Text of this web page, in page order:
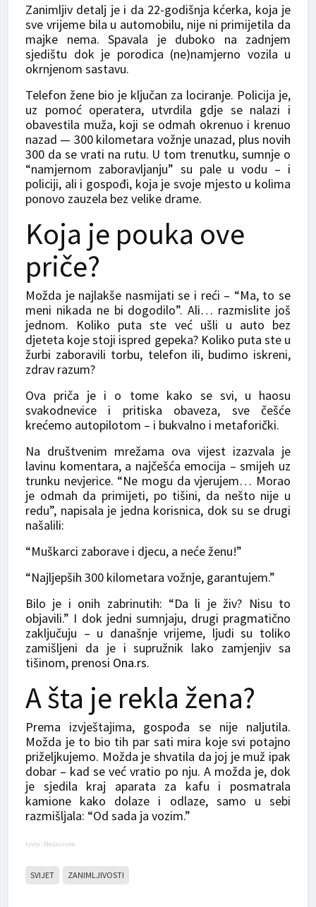
Zanimljiv detalj je i da 22-godišnja kćerka, koja je
sve vrijeme bila u automobilu, nije ni primijetila da
majke nema. Spavala je duboko na zadnjem
sjedištu dok je porodica (ne)namjerno vozila u
okrnjenom sastavu.
Telefon žene bio je ključan za lociranje. Policija je,
uz pomoć operatera, utvrdila gdje se nalazi i
obavestila muža, koji se odmah okrenuo i krenuo
nazad — 300 kilometara vožnje unazad, plus novih
300 da se vrati na rutu. U tom trenutku, sumnje o
“namjernom zaboravljanju” su pale u vodu – i
policiji, ali i gospođi, koja je svoje mjesto u kolima
ponovo zauzela bez velike drame.
Koja je pouka ove
priče?
Možda je najlakše nasmijati se i reći – “Ma, to se
meni nikada ne bi dogodilo”. Ali… razmislite još
jednom. Koliko puta ste već ušli u auto bez
djeteta koje stoji ispred gepeka? Koliko puta ste u
žurbi zaboravili torbu, telefon ili, budimo iskreni,
zdrav razum?
Ova priča je i o tome kako se svi, u haosu
svakodnevice i pritiska obaveza, sve češće
krećemo autopilotom – i bukvalno i metaforički.
Na društvenim mrežama ova vijest izazvala je
lavinu komentara, a najčešća emocija – smijeh uz
trunku nevjerice. “Ne mogu da vjerujem… Morao
je odmah da primijeti, po tišini, da nešto nije u
redu”, napisala je jedna korisnica, dok su se drugi
našalili:
“Muškarci zaborave i djecu, a neće ženu!”
“Najljepših 300 kilometara vožnje, garantujem.”
Bilo je i onih zabrinutih: “Da li je živ? Nisu to
objavili.” I dok jedni sumnjaju, drugi pragmatično
zaključuju – u današnje vrijeme, ljudi su toliko
zamišljeni da je i supružnik lako zamjenjiv sa
tišinom, prenosi Ona.rs.
A šta je rekla žena?
Prema izvještajima, gospođa se nije naljutila.
Možda je to bio tih par sati mira koje svi potajno
priželjkujemo. Možda je shvatila da joj je muž ipak
dobar – kad se već vratio po nju. A možda je, dok
je sjedila kraj aparata za kafu i posmatrala
kamione kako dolaze i odlaze, samo u sebi
razmišljala: “Od sada ja vozim.”
Izvor: Nezavisne
SVIJET ZANIMLJIVOSTI